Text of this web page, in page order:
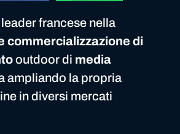
leader francese nella
commercializzazione di
outdoor di media
ampliando la propria
in diversi mercati